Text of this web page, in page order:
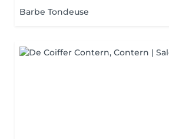
Barbe Tondeuse